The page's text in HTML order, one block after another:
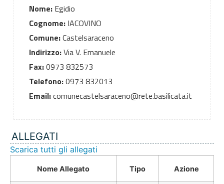
Nome:Egidio
Cognome:IACOVINO
Comune:Castelsaraceno
Indirizzo:Via V. Emanuele
Fax:0973 832573
Telefono:0973 832013
Email:comunecastelsaraceno@rete.basilicata.it
ALLEGATI
Scarica tutti gli allegati
Nome Allegato Tipo Azione